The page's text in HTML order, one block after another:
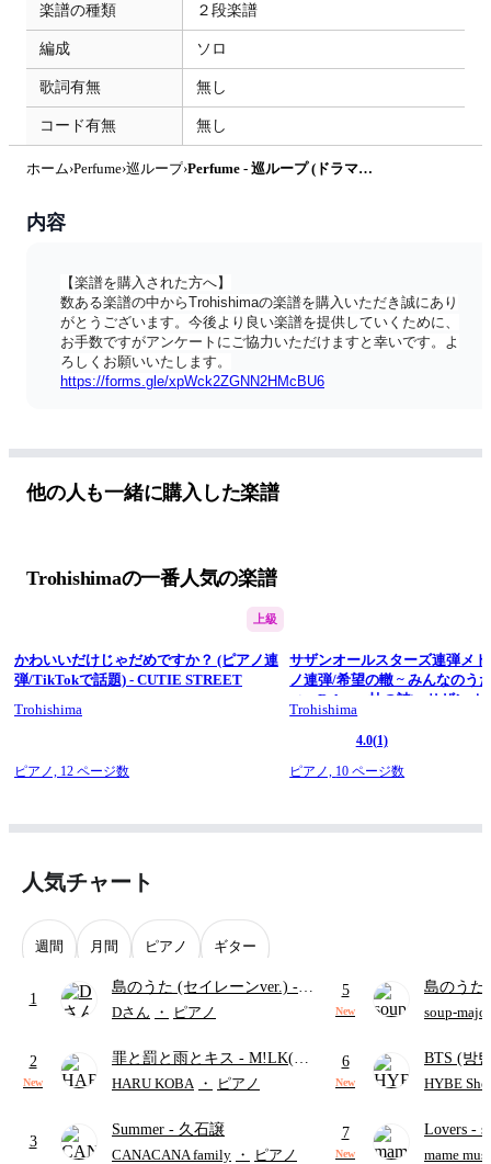
楽譜の種類 ２段楽譜
編成 ソロ
歌詞有無 無し
コード有無 無し
ホーム›Perfume›巡ループ› Perfume - 巡ループ (ドラマ『ちはやふる－めぐり－』主題歌) by Trohishima
内容
【楽譜を購入された方へ】
数ある楽譜の中からTrohishimaの楽譜を購入いただき誠にあり
がとうございます。今後より良い楽譜を提供していくために、
お手数ですがアンケートにご協力いただけますと幸いです。よ
ろしくお願いいたします。
https://forms.gle/xpWck2ZGNN2HMcBU6
やふる－めぐり－』主題歌）を耳コピピアノソロアレンジしま
した。
フルバージョンでのお届けです。
関連動画…「STAR TRAIN / Perfume」
☆チャンネル登録・SNS(X/Instagram)のフォローをぜひお願い
#楽譜にしてみた　#Perfume　#巡ループ　#ちはやふる　#楽
譜　#弾いてみた　#ピアノ　#trohishima
Trohishima（トロヒシマ）
す。
▼X(Twitter)
▼Instagram
@trohishima (
他の人も一緒に購入した楽譜
Trohishimaの一番人気の楽譜
上級
かわいいだけじゃだめですか？ (ピアノ連
弾/TikTokで話題) - CUTIE STREET
Trohishima
ピアノ, 12 ページ数
サザンオールスターズ連弾メ
ノ連弾/希望の轍 ~ みんなのう
ィ ~ Relay～杜の詩) - サザンオ
ーズ
Trohishima
4.0(1)
ピアノ, 10 ページ数
人気チャート
週間 月間 ピアノ ギター
1
島のうた (セイレーンver.) -
セイレーン(CV.鈴木みのり)
ード・ペダル付き/『映画ちい
かわ 人魚の島のひみつ』よ
Dさん ・ ピアノ
2
New
罪と罰と雨とキス - M!LK(佐
野勇斗&吉田仁人)
HARU KOBA ・ ピアノ
3
Summer - 久石譲
CANACANA family ・ ピアノ
5
New
島のうた
映画ちい
soup-majo
6
New
BTS (방
HYBE
7
New
Lovers -
ト)
mame